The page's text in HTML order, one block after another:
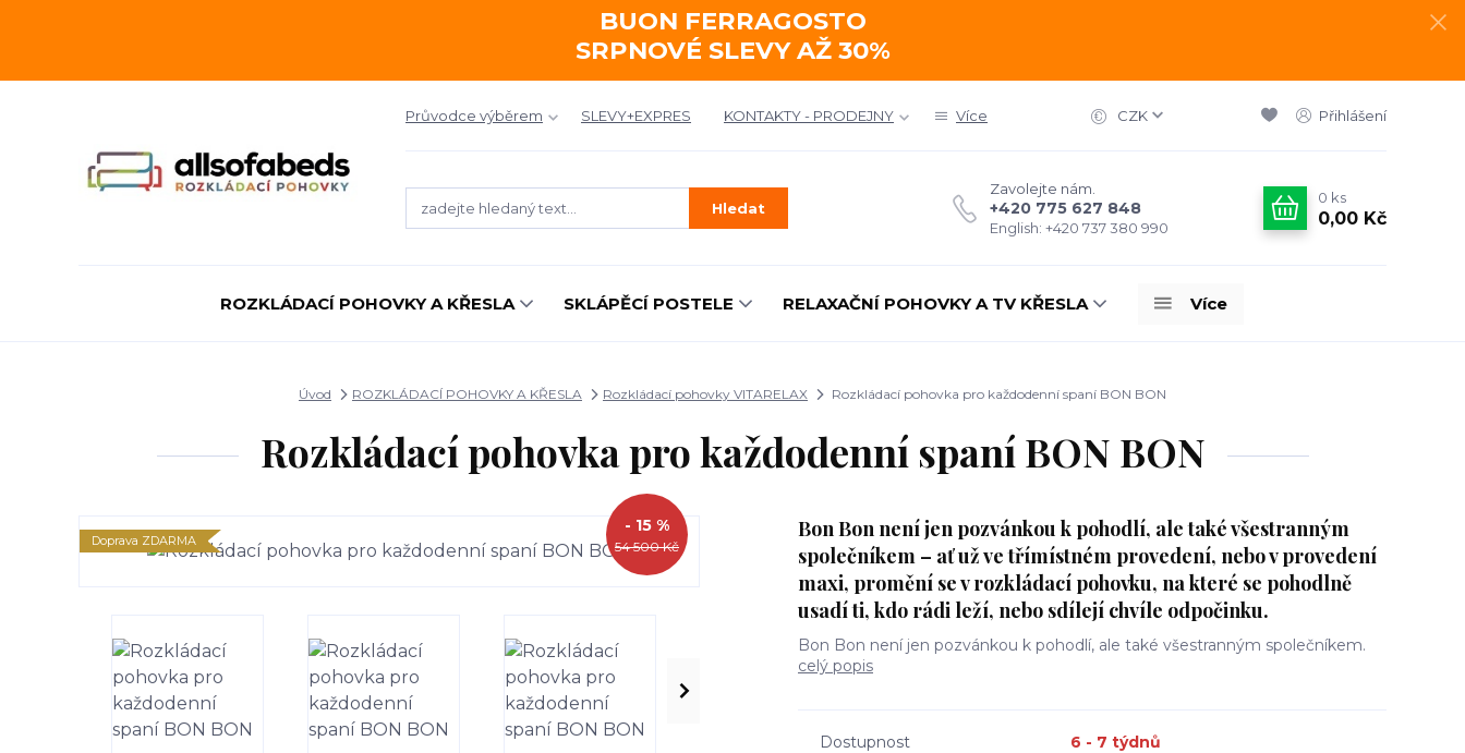
BUON FERRAGOSTO
SRPNOVÉ SLEVY AŽ 30%
Průvodce výběrem SLEVY+EXPRES KONTAKTY - PRODEJNY Více CZK Přihlášení
Hledat
Zavolejte nám.
+420 775 627 848
English: +420 737 380 990
0 ks
0,00 Kč
ROZKLÁDACÍ POHOVKY A KŘESLA SKLÁPĚCÍ POSTELE RELAXAČNÍ POHOVKY A TV KŘESLA Více
Úvod ROZKLÁDACÍ POHOVKY A KŘESLA Rozkládací pohovky VITARELAX Rozkládací pohovka pro každodenní spaní BON BON
Rozkládací pohovka pro každodenní spaní BON BON
Doprava ZDARMA 54 500 Kč
- 15 %
Bon Bon není jen pozvánkou k pohodlí, ale také všestranným
společníkem – ať už ve třímístném provedení, nebo v provedení
maxi, promění se v rozkládací pohovku, na které se pohodlně
usadí ti, kdo rádi leží, nebo sdílejí chvíle odpočinku.
Bon Bon není jen pozvánkou k pohodlí, ale také všestranným společníkem.
celý popis
Dostupnost 6 - 7 týdnů